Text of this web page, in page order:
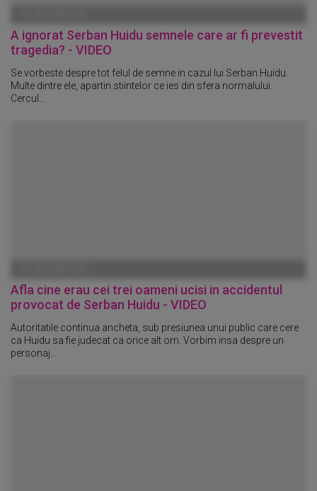
A ignorat Serban Huidu semnele care ar fi prevestit
tragedia? - VIDEO
Se vorbeste despre tot felul de semne in cazul lui Serban Huidu.
Multe dintre ele, apartin stiintelor ce ies din sfera normalului.
Cercul...
Afla cine erau cei trei oameni ucisi in accidentul
provocat de Serban Huidu - VIDEO
Autoritatile continua ancheta, sub presiunea unui public care cere
ca Huidu sa fie judecat ca orice alt om. Vorbim insa despre un
personaj...